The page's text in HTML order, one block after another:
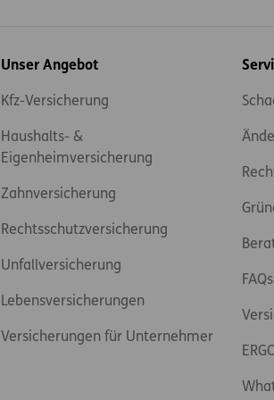
Inhaltsübersicht
Unser Angebot
Kfz-Versicherung
Haushalts- &
Eigenheimversicherung
Zahnversicherung
Rechtsschutzversicherung
Unfallversicherung
Lebensversicherungen
Versicherungen für Unternehmer
FAQs